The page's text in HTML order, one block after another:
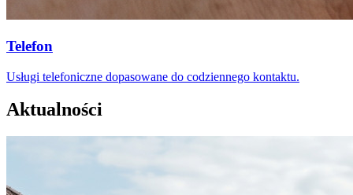
Telefon
Usługi telefoniczne dopasowane do codziennego kontaktu.
Aktualności